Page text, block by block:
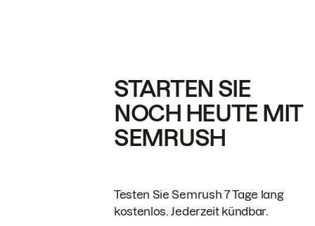
STARTEN SIE
NOCH HEUTE MIT
SEMRUSH
Testen Sie Semrush 7 Tage lang
kostenlos. Jederzeit kündbar.